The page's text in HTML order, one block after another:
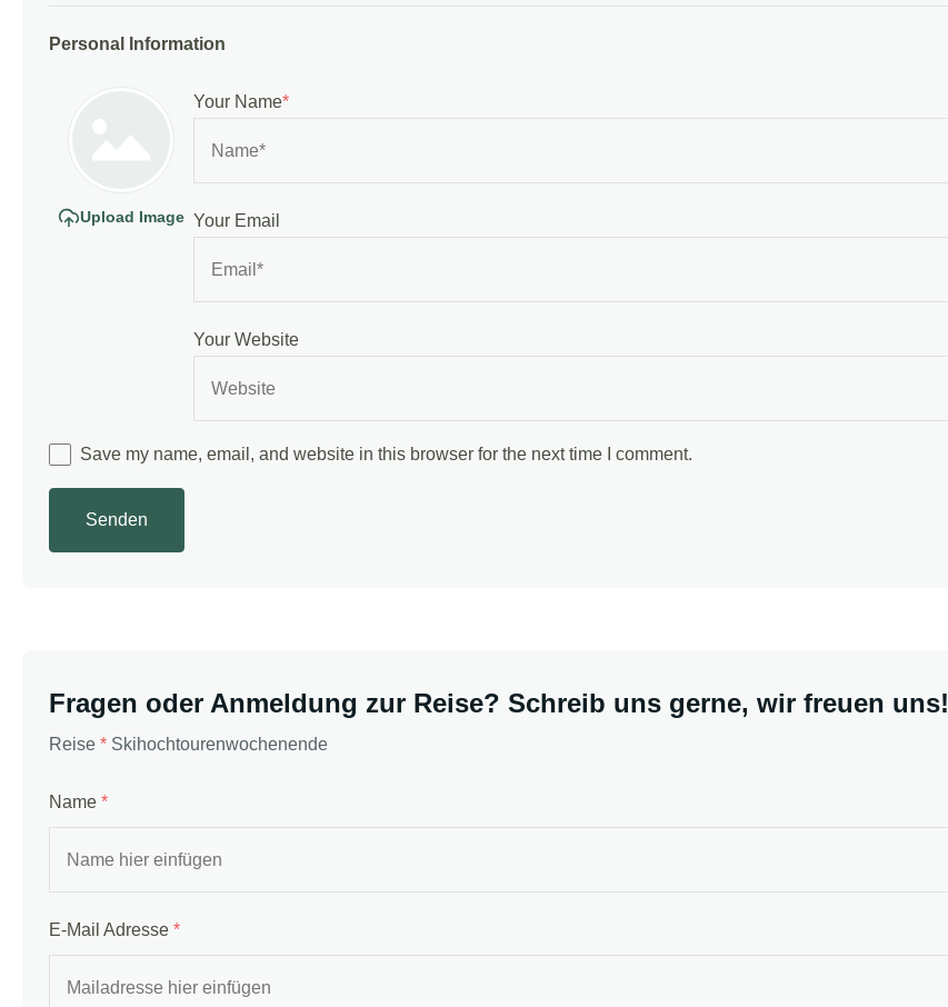
Personal Information
Upload Image
Your Name*
Your Email
Your Website
Save my name, email, and website in this browser for the next time I comment.
Fragen oder Anmeldung zur Reise? Schreib uns gerne, wir freuen uns!
Reise * Skihochtourenwochenende
Name *
E-Mail Adresse *